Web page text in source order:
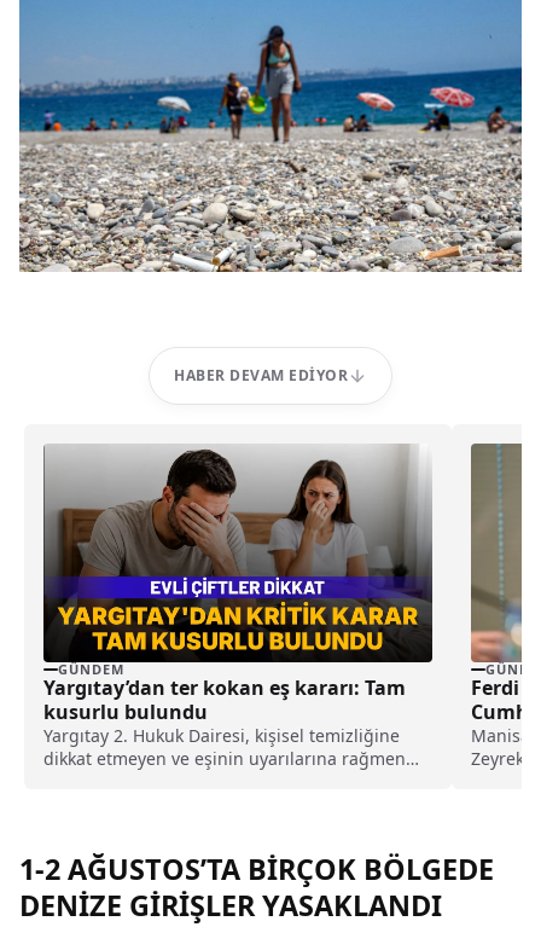
HABER DEVAM EDIYOR
GÜNDEM
Yargıtay’dan ter kokan eş kararı: Tam
kusurlu bulundu
Yargıtay 2. Hukuk Dairesi, kişisel temizliğine
dikkat etmeyen ve eşinin uyarılarına rağmen
lira tazminat ödemesine karar verildi.
Ferdi
Manisa
1-2 AĞUSTOS’TA BİRÇOK BÖLGEDE
DENİZE GİRİŞLER YASAKLANDI